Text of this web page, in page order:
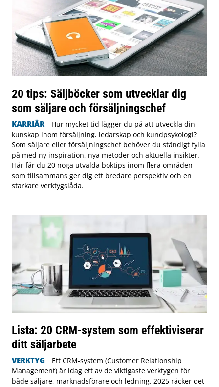
20 tips: Säljböcker som utvecklar dig
som säljare och försäljningschef
KARRIÄR
Hur mycket tid lägger du på att utveckla din
kunskap inom försäljning, ledarskap och kundpsykologi?
Som säljare eller försäljningschef behöver du ständigt fylla
på med ny inspiration, nya metoder och aktuella insikter.
Här får du 20 noga utvalda boktips inom flera områden
som tillsammans ger dig ett bredare perspektiv och en
starkare verktygslåda.
Lista: 20 CRM-system som effektiviserar
ditt säljarbete
VERKTYG
Ett CRM-system (Customer Relationship
Management) är idag ett av de viktigaste verktygen för
både säljare, marknadsförare och ledning. 2025 räcker det